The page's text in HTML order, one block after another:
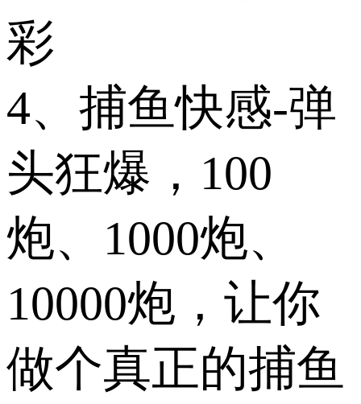
彩
4、捕鱼快感-弹
头狂爆，100
炮、1000炮、
10000炮，让你
做个真正的捕鱼